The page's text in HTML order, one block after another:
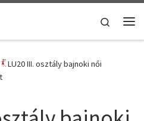
Search
LU20 III. osztály bajnoki női